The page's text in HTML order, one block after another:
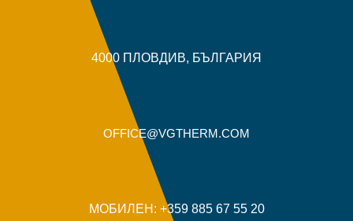
4000 ПЛОВДИВ, БЪЛГАРИЯ
OFFICE@VGTHERM.COM
МОБИЛЕН: +359 885 67 55 20